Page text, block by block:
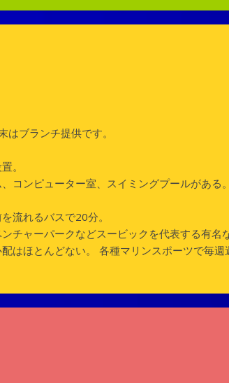
ブランチ提供です。
。
コンピューター室、スイミングプールがあ
流れるバスで20分。
チャーパークなどスービックを代表する有名
はほとんどない。 各種マリンスポーツで毎週